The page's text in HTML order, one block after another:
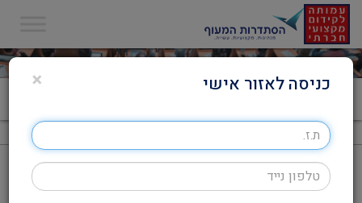
סמינרים מקצועיים: חו"ל 2019
× כניסה לאזור אישי